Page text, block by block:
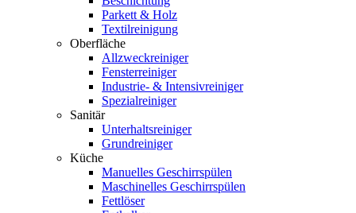
Parkett & Holz
Textilreinigung
Oberfläche
Allzweckreiniger
Fensterreiniger
Industrie- & Intensivreiniger
Spezialreiniger
Sanitär
Unterhaltsreiniger
Grundreiniger
Küche
Manuelles Geschirrspülen
Maschinelles Geschirrspülen
Fettlöser